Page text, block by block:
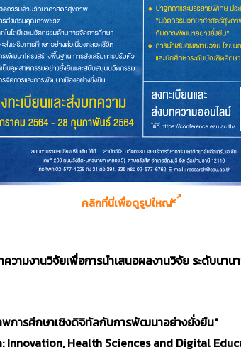
คลิกที่นี่เพื่อดูรูปใหญ่
วามงานวิจัยเพื่อการนำเสนอผลงานวิจัย ระดับนาน
การศึกษาเชิงดิจิทัลกับการพัฒนาอย่างยั่งยืน"
Innovation, Health Sciences and Digital